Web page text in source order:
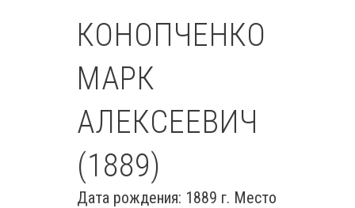
КОНОПЧЕНКО
МАРК
АЛЕКСЕЕВИЧ
(1889)
Дата рождения: 1889 г. Место